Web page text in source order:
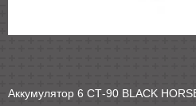
Аккумулятор 6 СТ-90 BLACK